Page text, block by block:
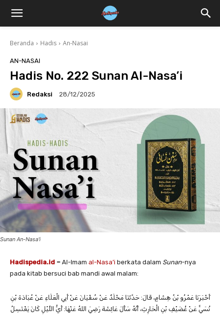
Beranda Hadis An-Nasai
AN-NASAI
Hadis No. 222 Sunan Al-Nasa’i
Redaksi 28/12/2025
Sunan An-Nasa'i
Hadispedia.id – Al-Imam al-Nasa’i berkata dalam Sunan-nya
pada kitab bersuci bab mandi awal malam:
أَخْبَرَنَا ‌عَمْرُو بْنُ هِشَامٍ، قَالَ: حَدَّثَنَا ‌مَخْلَدٌ عَنْ ‌سُفْيَانَ عَنْ ‌أَبِي الْعَلَاءِ عَنْ ‌عُبَادَةَ بْنِ
نُسَيٍّ عَنْ ‌غُضَيْفِ بْنِ الْحَارِثِ، أَنَّهُ سَأَلَ ‌عَائِشَةَ رَضِيَ اللهُ عَنْهَا: أَيُّ اللَّيْلِ كَانَ يَغْتَسِلُ